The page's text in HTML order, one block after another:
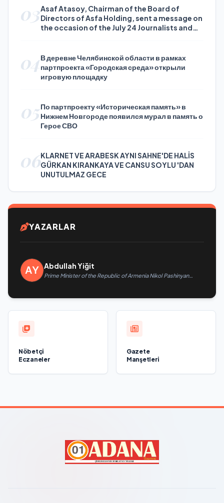
03Asaf Atasoy, Chairman of the Board of
Directors of Asfa Holding, sent a message on
the occasion of the July 24 Journalists and
04В деревне Челябинской области в рамках
партпроекта «Городская среда» открыли
игровую площадку
05По партпроекту «Историческая память» в
Нижнем Новгороде появился мурал в память о
Герое СВО
06KLARNET VE ARABESK AYNI SAHNE'DE HALİS
GÜRKAN KIRANKAYA VE CANSU SOYLU 'DAN
UNUTULMAZ GECE
YAZARLAR
Abdullah Yiğit
Prime Minister of the Republic of Armenia Nikol Pashinyan
Nöbetçi
Eczaneler
Gazete
Manşetleri